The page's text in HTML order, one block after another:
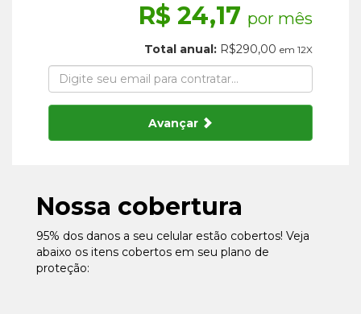
R$ 24,17 por mês
Total anual: R$290,00 em 12X
Avançar
Nossa cobertura
95% dos danos a seu celular estão cobertos! Veja
abaixo os itens cobertos em seu plano de
proteção: